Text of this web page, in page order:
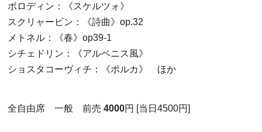
ボロディン：《スケルツォ》
スクリャービン：《詩曲》op.32
メトネル：《春》op39-1
シチェドリン：《アルベニス風》
ショスタコーヴィチ：《ポルカ》 ほか
全自由席 一般 前売 4000円 [当日4500円]